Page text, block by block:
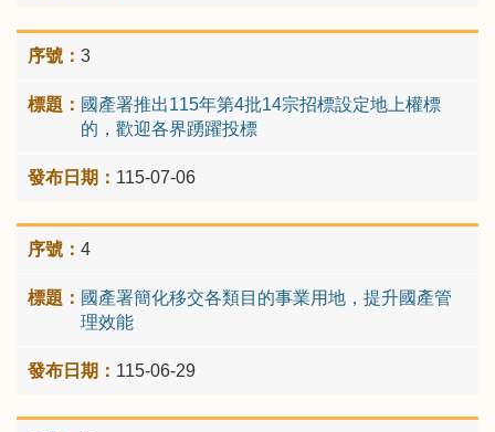
3
國產署推出115年第4批14宗招標設定地上權標
的，歡迎各界踴躍投標
115-07-06
4
國產署簡化移交各類目的事業用地，提升國產管
理效能
115-06-29